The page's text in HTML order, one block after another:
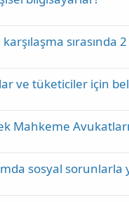
ve tüketiciler için
Mahkeme Avukatları
sosyal sorunlarla